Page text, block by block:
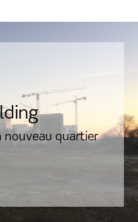
nouveau quartier